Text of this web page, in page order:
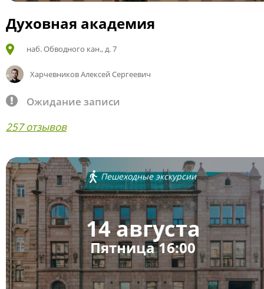
Духовная академия
наб. Обводного кан., д. 7
Харчевников Алексей Сергеевич
Ожидание записи
257 отзывов
Пешеходные экскурсии
14 августа
Пятница 16:00